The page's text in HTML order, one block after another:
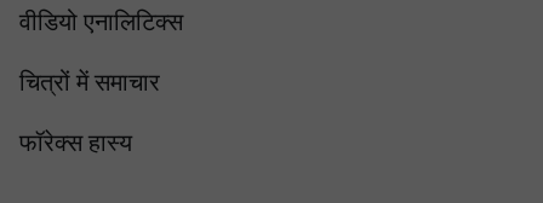
वीडियो एनालिटिक्स
चित्रों में समाचार
फॉरेक्स हास्य